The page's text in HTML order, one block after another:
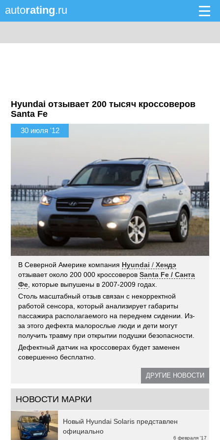
autorating.ru
Hyundai отзывает 200 тысяч кроссоверов
Santa Fe
30 июля '12
В Северной Америке компания Hyundai /Хендэ
отзывает около 200 000 кроссоверовSanta Fe / Санта
Фе , которые выпушены в 2007-2009 годах.
Столь масштабный отзыв связан с некорректной
работой сенсора, который анализирует габариты
пассажира располагаемого на переднем сидении. Из-
за этого дефекта малорослые люди и дети могут
получить травму при открытии подушки безопасности.
Дефектный датчик на кроссоверах будет заменен
совершенно бесплатно.
ДРУГИЕ НОВОСТИ
НОВОСТИ МАРКИ
6 февраля '17
Новый Hyundai Solaris представлен
официально